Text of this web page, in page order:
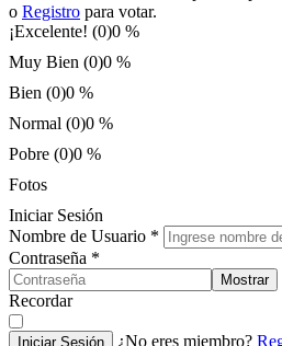
o Registro para votar.
¡Excelente! (0)0 %
Muy Bien (0)0 %
Bien (0)0 %
Normal (0)0 %
Pobre (0)0 %
Fotos
Iniciar Sesión
Nombre de Usuario *
Contraseña *
Mostrar
Recordar
Iniciar Sesión ¿No eres miembro?